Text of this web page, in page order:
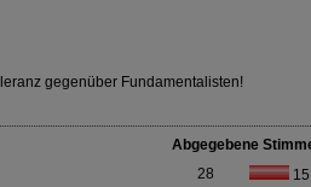
gegenüber Fundamentalisten!
Abgegebene
28 15